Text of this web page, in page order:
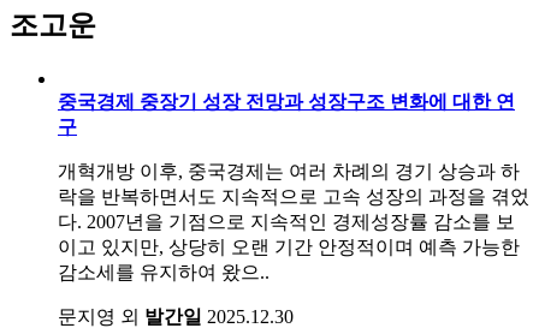
조고운
중국경제 중장기 성장 전망과 성장구조 변화에 대한 연
구
개혁개방 이후, 중국경제는 여러 차례의 경기 상승과 하
락을 반복하면서도 지속적으로 고속 성장의 과정을 겪었
다. 2007년을 기점으로 지속적인 경제성장률 감소를 보
이고 있지만, 상당히 오랜 기간 안정적이며 예측 가능한
감소세를 유지하여 왔으..
문지영 외 발간일 2025.12.30